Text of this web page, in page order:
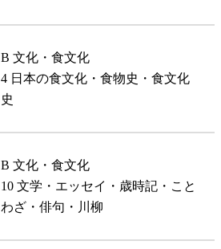
B 文化・食文化
4 日本の食文化・食物史・食文化
史
B 文化・食文化
10 文学・エッセイ・歳時記・こと
わざ・俳句・川柳